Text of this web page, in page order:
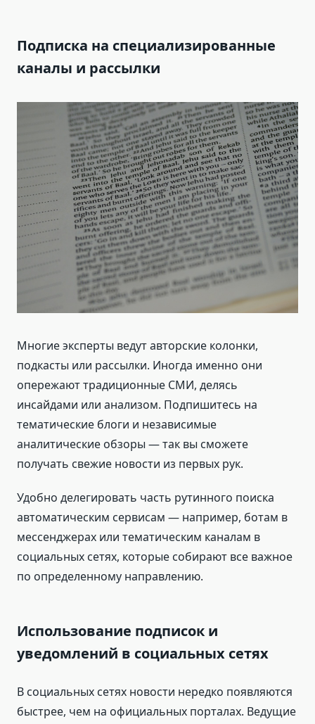
Подписка на специализированные
каналы и рассылки
Многие эксперты ведут авторские колонки,
подкасты или рассылки. Иногда именно они
опережают традиционные СМИ, делясь
инсайдами или анализом. Подпишитесь на
тематические блоги и независимые
аналитические обзоры — так вы сможете
получать свежие новости из первых рук.
Удобно делегировать часть рутинного поиска
автоматическим сервисам — например, ботам в
мессенджерах или тематическим каналам в
социальных сетях, которые собирают все важное
по определенному направлению.
Использование подписок и
уведомлений в социальных сетях
В социальных сетях новости нередко появляются
быстрее, чем на официальных порталах. Ведущие